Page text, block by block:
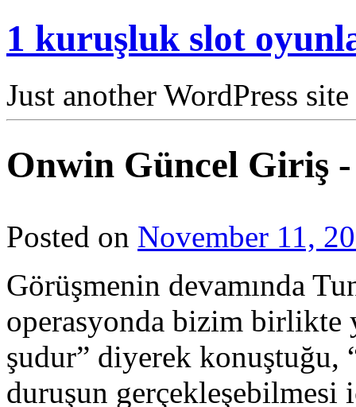
1 kuruşluk slot
Just another WordPress site
Onwin Güncel Giriş -
Posted on November 11,
Görüşmenin devamında
operasyonda bizim birlikte
şudur” diyerek konuştuğu,
duruşun